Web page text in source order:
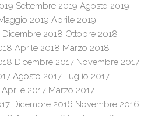
Settembre 2019 Agosto 2019
2019 Aprile 2019
Dicembre 2018 Ottobre 2018
Aprile 2018 Marzo 2018
Dicembre 2017 Novembre 2017
Agosto 2017 Luglio 2017
Aprile 2017 Marzo 2017
Dicembre 2016 Novembre 2016